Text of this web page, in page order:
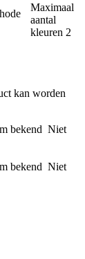
Maximaal
aantal
kleuren 2
kan worden
bekend Niet
bekend Niet